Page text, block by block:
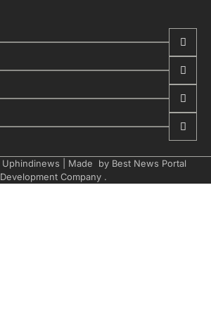
Uphindinews | Made by Best News Portal
Development Company .